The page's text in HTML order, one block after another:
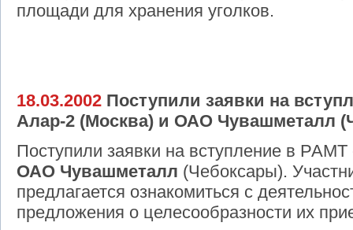
площади для хранения уголков.
18.03.2002 Поступили заявки на
Алар-2 (Москва) и ОАО Чувашметалл
Поступили заявки на вступление в
ОАО Чувашметалл (Чебоксары).
предлагается ознакомиться с
предложения о целесообразности их